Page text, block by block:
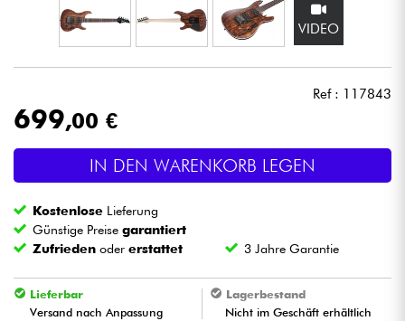
Mikros
Licht
Blasinstrumente
Violinen & Quartett
VIDEO
Ref : 117843
699,00 €
IN DEN WARENKORB LEGEN
Kostenlose Lieferung
Günstige Preisegarantiert
Zufrieden odererstattet 3 Jahre Garantie
Lieferbar
Versand nach Anpassung
Lagerbestand
Nicht im Geschäft erhältlich